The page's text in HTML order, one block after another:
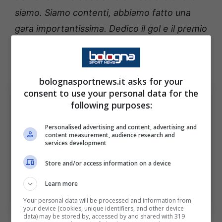
siamo. Siamo contenti, abbiamo fatto una
gara importantissima. Dedico il gol e il premio
Le parole di Lucumí al termine di Bologna-Napoli.
Bologna Sport News (Photo by Alessandro
Sabattini/Getty Images Via OneFootball)
bolognasportnews.it asks for your
consent to use your personal data for the
following purposes:
Personalised advertising and content, advertising and
content measurement, audience research and
services development
Store and/or access information on a device
Learn more
Your personal data will be processed and information from
your device (cookies, unique identifiers, and other device
data) may be stored by, accessed by and shared with 319